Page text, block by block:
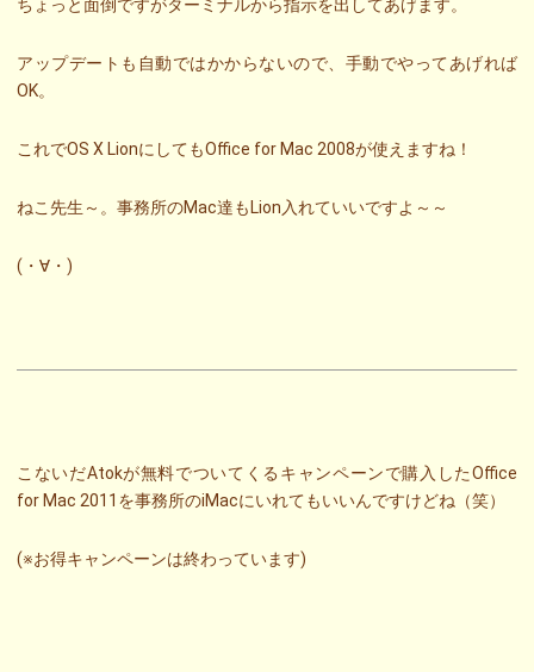
ちょっと面倒ですがターミナルから指示を出してあげます。
アップデートも自動ではかからないので、手動でやってあげれば
OK。
これでOS X LionにしてもOffice for Mac 2008が使えますね！
ねこ先生～。事務所のMac達もLion入れていいですよ～～
(・∀・)
こないだAtokが無料でついてくるキャンペーンで購入したOffice
for Mac 2011を事務所のiMacにいれてもいいんですけどね（笑）
(※お得キャンペーンは終わっています)